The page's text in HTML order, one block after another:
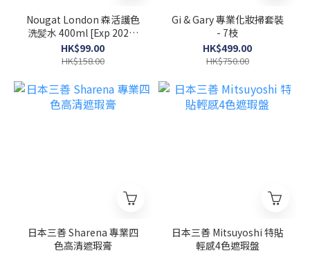
Nougat London 森活護色
洗髪水 400ml [Exp 2026-
06]
HK$99.00
HK$158.00
Gi & Gary 專業化妝掃套裝
- 7枝
HK$499.00
HK$750.00
日本三善 Sharena 專業四
色高清遮瑕膏
日本三善 Mitsuyoshi 特貼
輕感4色遮瑕盤